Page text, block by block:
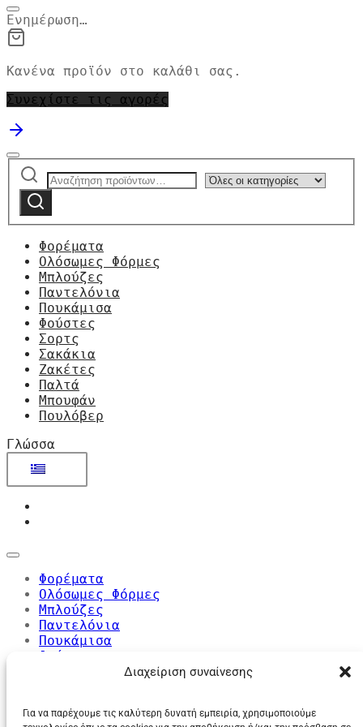
Διαχείριση συναίνεσης
Για να παρέχουμε τις καλύτερη δυνατή εμπειρία, χρησιμοποιούμε
Ενημέρωση…
Κανένα προϊόν στο καλάθι σας.
Συνεχίστε τις αγορές
Αναζήτηση
για:
Narrow
by
Αναζήτηση
Φορέματα
Ολόσωμες Φόρμες
Μπλούζες
Παντελόνια
Πουκάμισα
Φούστες
Σορτς
Σακάκια
Ζακέτες
Παλτά
Μπουφάν
Πουλόβερ
Γλώσσα
Φορέματα
Ολόσωμες Φόρμες
Μπλούζες
Παντελόνια
Πουκάμισα
Φούστες
Παλτά